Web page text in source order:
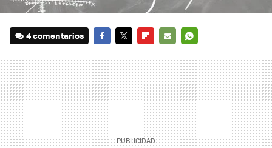
4 comentarios
MAIL